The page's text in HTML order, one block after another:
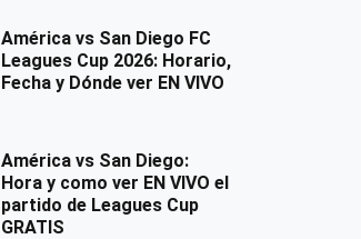
América vs San Diego FC
Leagues Cup 2026: Horario,
Fecha y Dónde ver EN VIVO
América vs San Diego:
Hora y como ver EN VIVO el
partido de Leagues Cup
GRATIS